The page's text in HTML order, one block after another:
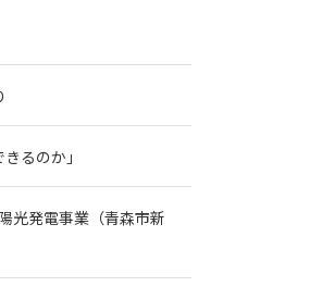
るのか」
光発電事業（青森市新